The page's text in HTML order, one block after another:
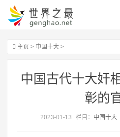
主页 > 中国十大 >
中国古代十大奸
彰的
2023-01-13 栏目： 中国十大